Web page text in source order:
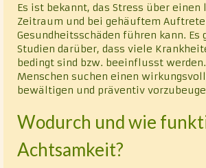
Es ist bekannt, das Stress über einen
Zeitraum und bei gehäuftem
Gesundheitsschäden führen kann. Es
Studien darüber, dass viele
bedingt sind bzw. beeinflusst
Menschen suchen einen
bewältigen und präventiv
Wodurch und wie
Achtsamkeit?